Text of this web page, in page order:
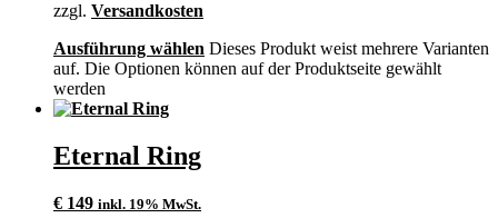
zzgl. Versandkosten
Ausführung wählen Dieses Produkt weist mehrere Varianten
auf. Die Optionen können auf der Produktseite gewählt
werden
Eternal Ring
€ 149 inkl. 19% MwSt.